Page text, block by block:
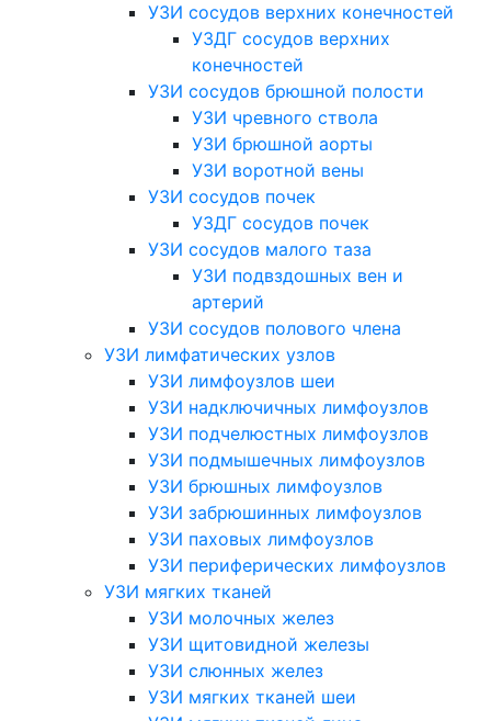
УЗИ сосудов верхних конечностей
УЗДГ сосудов верхних
конечностей
УЗИ сосудов брюшной полости
УЗИ чревного ствола
УЗИ брюшной аорты
УЗИ воротной вены
УЗИ сосудов почек
УЗДГ сосудов почек
УЗИ сосудов малого таза
УЗИ подвздошных вен и
артерий
УЗИ сосудов полового члена
УЗИ лимфатических узлов
УЗИ лимфоузлов шеи
УЗИ надключичных лимфоузлов
УЗИ подчелюстных лимфоузлов
УЗИ подмышечных лимфоузлов
УЗИ брюшных лимфоузлов
УЗИ забрюшинных лимфоузлов
УЗИ паховых лимфоузлов
УЗИ периферических лимфоузлов
УЗИ мягких тканей
УЗИ молочных желез
УЗИ щитовидной железы
УЗИ слюнных желез
УЗИ мягких тканей шеи